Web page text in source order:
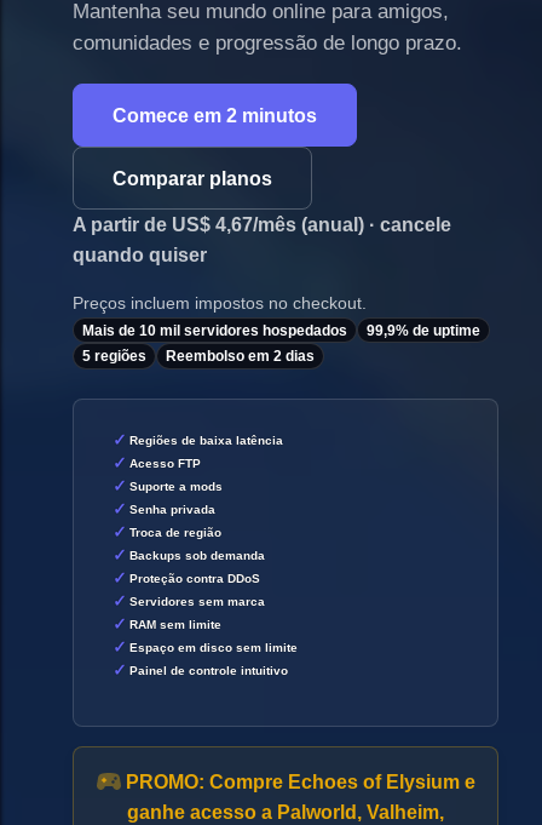
Mantenha seu mundo online para amigos,
comunidades e progressão de longo prazo.
Comece em 2 minutos
Comparar planos
A partir de US$ 4,67/mês (anual) · cancele
quando quiser
Preços incluem impostos no checkout.
Mais de 10 mil servidores hospedados
99,9% de uptime
5 regiões
Reembolso em 2 dias
Regiões de baixa latência
Acesso FTP
Suporte a mods
Senha privada
Troca de região
Backups sob demanda
Proteção contra DDoS
Servidores sem marca
RAM sem limite
Espaço em disco sem limite
Painel de controle intuitivo
PROMO: Compre Echoes of Elysium e
ganhe acesso a Palworld, Valheim,